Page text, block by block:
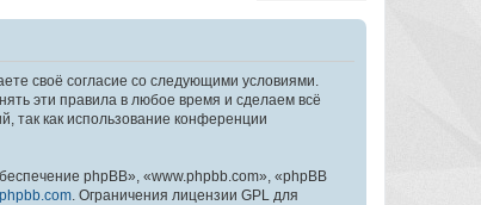
своё согласие со следующими условиями.
эти правила в любое время и сделаем всё
так как использование конференции
phpBB», «www.phpbb.com», «phpBB
. Ограничения лицензии GPL для